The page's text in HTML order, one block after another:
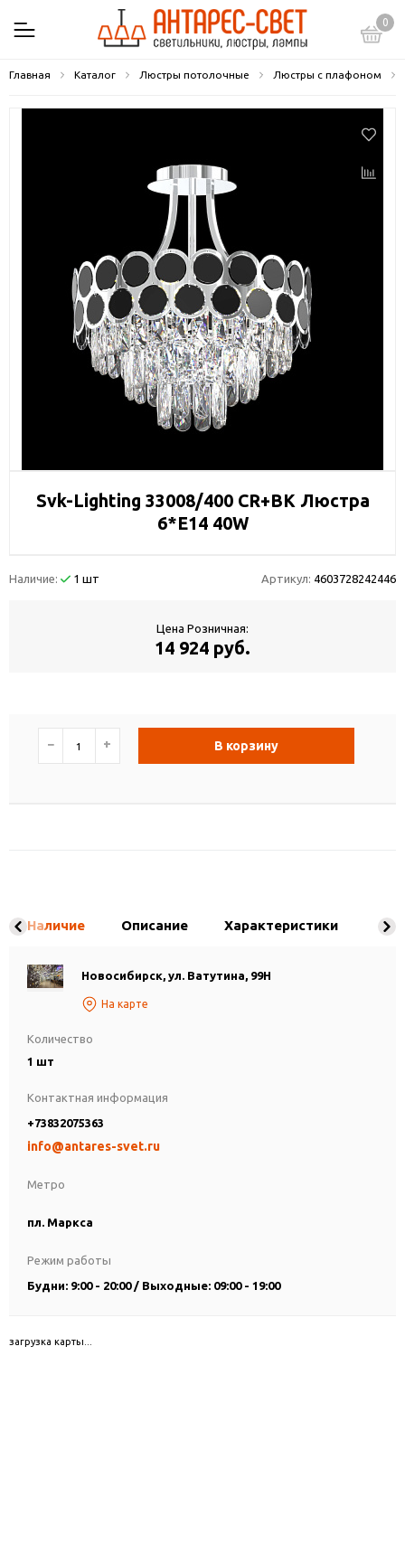
0
Главная Каталог Люстры потолочные Люстры с плафоном
Svk-Lighting 33008/400 CR+BK Люстра
6*E14 40W
Наличие: 1 шт Артикул: 4603728242446
Цена Розничная:
14 924 руб.
− + В корзину
Наличие Описание Характеристики
Новосибирск, ул. Ватутина, 99Н
На карте
Количество
1 шт
Метро
пл. Маркса
Контактная информация
+73832075363
info@antares-svet.ru
Режим работы
Будни: 9:00 - 20:00 / Выходные: 09:00 - 19:00
загрузка карты...